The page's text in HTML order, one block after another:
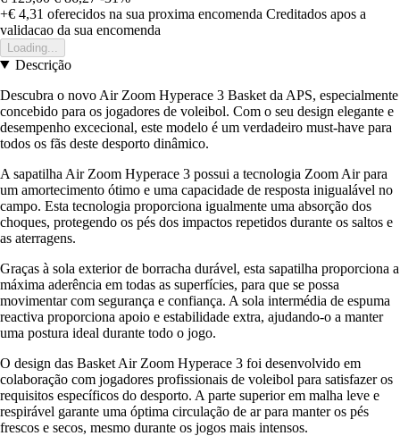
+€ 4,31 oferecidos na sua proxima encomenda Creditados apos a
validacao da sua encomenda
Loading...
Descrição
Descubra o novo Air Zoom Hyperace 3 Basket da APS, especialmente
concebido para os jogadores de voleibol. Com o seu design elegante e
desempenho excecional, este modelo é um verdadeiro must-have para
todos os fãs deste desporto dinâmico.
A sapatilha Air Zoom Hyperace 3 possui a tecnologia Zoom Air para
um amortecimento ótimo e uma capacidade de resposta inigualável no
campo. Esta tecnologia proporciona igualmente uma absorção dos
choques, protegendo os pés dos impactos repetidos durante os saltos e
as aterragens.
Graças à sola exterior de borracha durável, esta sapatilha proporciona a
máxima aderência em todas as superfícies, para que se possa
movimentar com segurança e confiança. A sola intermédia de espuma
reactiva proporciona apoio e estabilidade extra, ajudando-o a manter
uma postura ideal durante todo o jogo.
O design das Basket Air Zoom Hyperace 3 foi desenvolvido em
colaboração com jogadores profissionais de voleibol para satisfazer os
requisitos específicos do desporto. A parte superior em malha leve e
respirável garante uma óptima circulação de ar para manter os pés
frescos e secos, mesmo durante os jogos mais intensos.